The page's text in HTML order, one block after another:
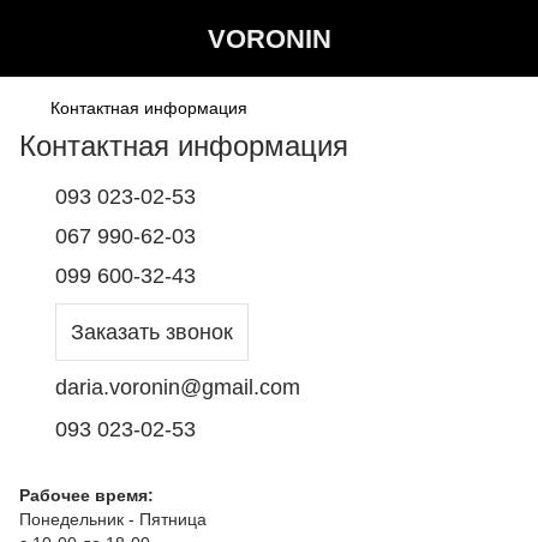
VORONIN
Контактная информация
Контактная информация
093 023-02-53
067 990-62-03
099 600-32-43
Заказать звонок
daria.voronin@gmail.com
093 023-02-53
Рабочее время:
Понедельник - Пятница